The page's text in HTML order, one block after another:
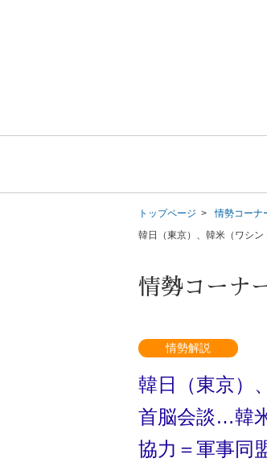
トップページ
情勢コーナ
韓日（東京）、韓米（ワシ
情勢コーナ
情勢解説
韓日（東京）
首脳会談…韓
協力＝軍事同